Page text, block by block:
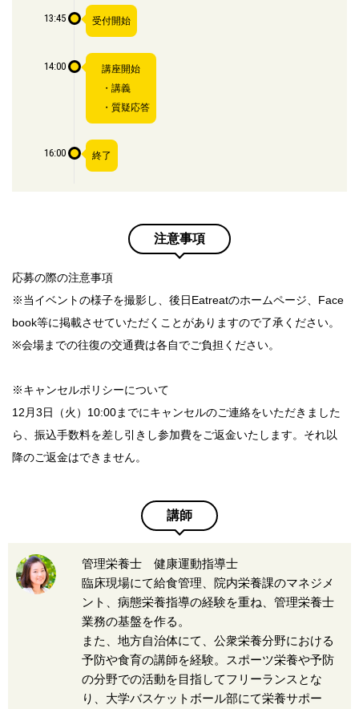
13:45 受付開始
14:00
講座開始
・講義
・質疑応答
16:00 終了
注意事項
応募の際の注意事項
※当イベントの様子を撮影し、後日Eatreatのホームページ、Face
book等に掲載させていただくことがありますので了承ください。
※会場までの往復の交通費は各自でご負担ください。
※キャンセルポリシーについて
12月3日（火）10:00までにキャンセルのご連絡をいただきました
ら、振込手数料を差し引きし参加費をご返金いたします。それ以
降のご返金はできません。
講師
管理栄養士 健康運動指導士
臨床現場にて給食管理、院内栄養課のマネジメ
ント、病態栄養指導の経験を重ね、管理栄養士
業務の基盤を作る。
また、地方自治体にて、公衆栄養分野における
予防や食育の講師を経験。スポーツ栄養や予防
の分野での活動を目指してフリーランスとな
り、大学バスケットボール部にて栄養サポー